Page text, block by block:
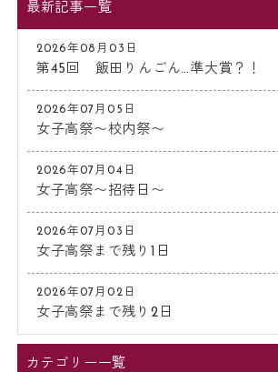
最新記事一覧
2026年08月03日
第45回 飯田りんごん…準大賞？！
2026年07月05日
女子高祭〜校内祭〜
2026年07月04日
女子高祭〜招待日〜
2026年07月03日
女子高祭まで残り1日
2026年07月02日
女子高祭まで残り2日
カテゴリー一覧